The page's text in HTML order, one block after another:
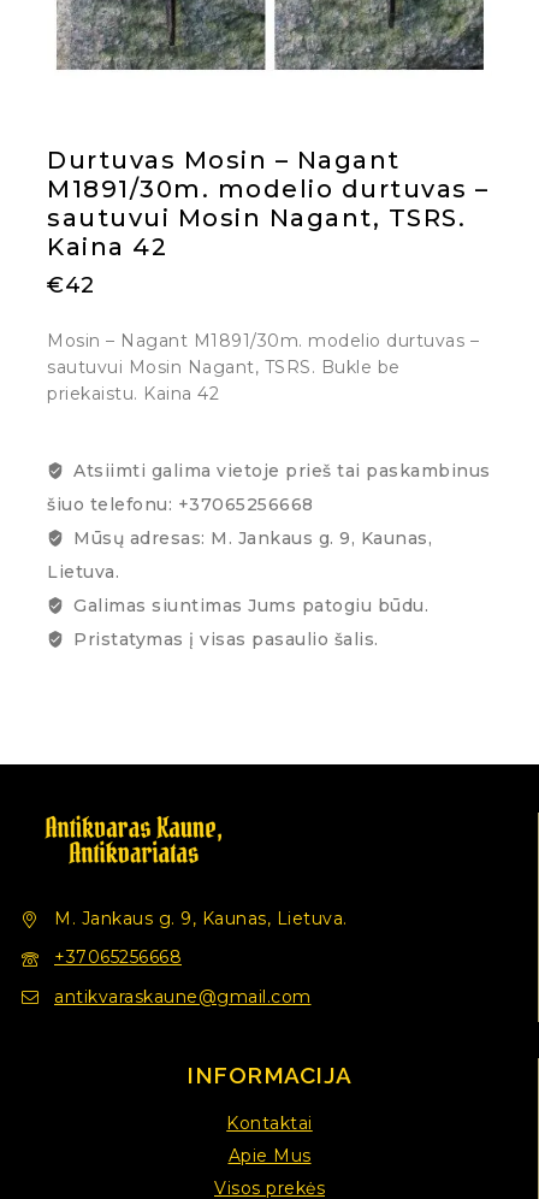
Durtuvas Mosin – Nagant
M1891/30m. modelio durtuvas –
sautuvui Mosin Nagant, TSRS.
Kaina 42
€42
Mosin – Nagant M1891/30m. modelio durtuvas –
sautuvui Mosin Nagant, TSRS. Bukle be
priekaistu. Kaina 42
Atsiimti galima vietoje prieš tai paskambinus
šiuo telefonu: +37065256668
Mūsų adresas: M. Jankaus g. 9, Kaunas,
Lietuva.
Galimas siuntimas Jums patogiu būdu.
Pristatymas į visas pasaulio šalis.
M. Jankaus g. 9, Kaunas, Lietuva.
+37065256668
antikvaraskaune@gmail.com
INFORMACIJA
Kontaktai
Apie Mus
Visos prekės